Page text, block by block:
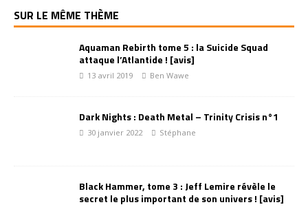
SUR LE MÊME THÈME
Aquaman Rebirth tome 5 : la Suicide Squad
attaque l’Atlantide ! [avis]
13 avril 2019 Ben Wawe
Dark Nights : Death Metal – Trinity Crisis n°1
30 janvier 2022 Stéphane
Black Hammer, tome 3 : Jeff Lemire révèle le
secret le plus important de son univers ! [avis]